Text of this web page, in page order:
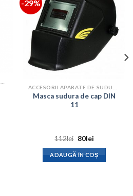
-29%
Masca sudura de cap DIN
11
112lei Prețul
a
fost:
112lei.
80leiPrețul
este:
80lei.
ADAUGĂ ÎN COȘ